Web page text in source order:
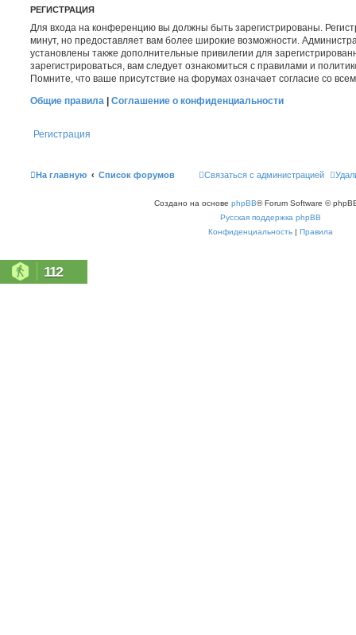
РЕГИСТРАЦИЯ
Для входа на конференцию вы должны быть зарегистрированы.
минут, но предоставляет вам более широкие возможности.
установлены также дополнительные привилегии для
зарегистрироваться, вам следует ознакомиться с правилами и
Помните, что ваше присутствие на форумах означает согласие со
Общие правила
Соглашение о конфиденциальности
Регистрация
На главную Список форумов Связаться с администрацией
Создано на основе phpBB® Forum Software ©
Русская поддержка phpBB
Конфиденциальность | Правила
112